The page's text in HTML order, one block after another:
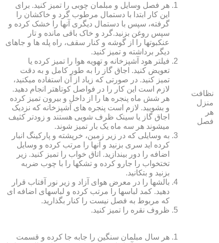
نظافت
منزل
هر
فصل
هر فصل وسایل و مبلمان چوبی را تمیز کنید. برای
این کار ابتدا با دستمال مرطوب گرد و خاک‏شان را
گرفته، سپس با دستمال دیگری آنها را خشک کرده و
سپس روغن بزنید.گرد و خاک باقی مانده و تار
عنکبوت‏ها را از گوشه و کنار سقف، راه پله‏ ها و جاهای
دیگر برداشته و تمیز کنید.
فیلتر هود آشپزخانه و تهویه هوا را تمیز کرده یا
تعویض کنید. اجاق گاز را به طور کامل و به دقت
تمیز کنید. در صورتی که زیاد از آن استفاده می‏کنید،
لازم است این کار را در فواصل کوتاه‏تر انجام دهید.
هر شش ماه پنجره‏ ها را از داخل و بیرون تمیز کرده
و بشویید. لازم است پنجره‏ های آشپزخانه که نزدیک
اجاق گاز یا سینک ظرف شویی هستند و زودتر کثیف
می‏شوند هر سه ماه یک بار تمیز شوند.
به وسایلی که در زیر زمین، خرپشته و پارکینگ انبار
کرده‏ اید سری بزنید و آنها را مرتب کرده و وسایل
اضافه را دور بیندازید. اتاق خواب را تمیز کنید. زیر
تختخواب را جارو کرده و تشک‏ها را با چوب ضربه
بزنید و بتکانید.
بالش‏ها را در معرض هوای آزاد و زیر نور آفتاب قرار
دهید. کمد لباس‏ها را مرتب کرده و لباس‏های اضافه ای
که مربوط به فصل نیست را کنار بگذارید.
ظروف نقره را تمیز کنید.
هر سال مبلمان سنگین را جابه جا کرده و قسمت